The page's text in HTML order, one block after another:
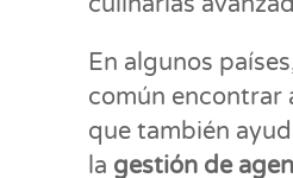
En algunos
común encontrar
que también
la gestión de